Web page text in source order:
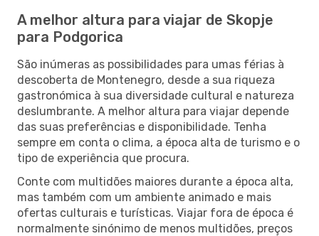
A melhor altura para viajar de Skopje
para Podgorica
São inúmeras as possibilidades para umas férias à
descoberta de Montenegro, desde a sua riqueza
gastronómica à sua diversidade cultural e natureza
deslumbrante. A melhor altura para viajar depende
das suas preferências e disponibilidade. Tenha
sempre em conta o clima, a época alta de turismo e o
tipo de experiência que procura.
Conte com multidões maiores durante a época alta,
mas também com um ambiente animado e mais
ofertas culturais e turísticas. Viajar fora de época é
normalmente sinónimo de menos multidões, preços